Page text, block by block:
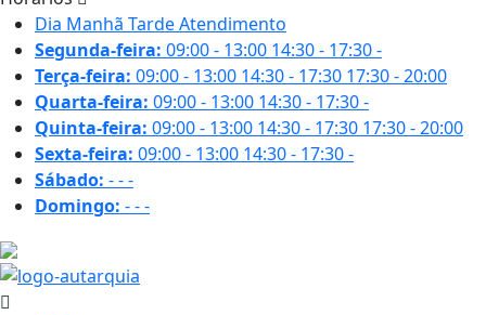
Dia Manhã TardeAtendimento
Segunda-feira: 09:00 - 13:00 14:30 - 17:30-
Terça-feira: 09:00 - 13:00 14:30 - 17:30 17:30 - 20:00
Quarta-feira: 09:00 - 13:00 14:30 - 17:30-
Quinta-feira: 09:00 - 13:00 14:30 - 17:30 17:30 - 20:00
Sexta-feira: 09:00 - 13:00 14:30 - 17:30-
Sábado: ---
Domingo: ---